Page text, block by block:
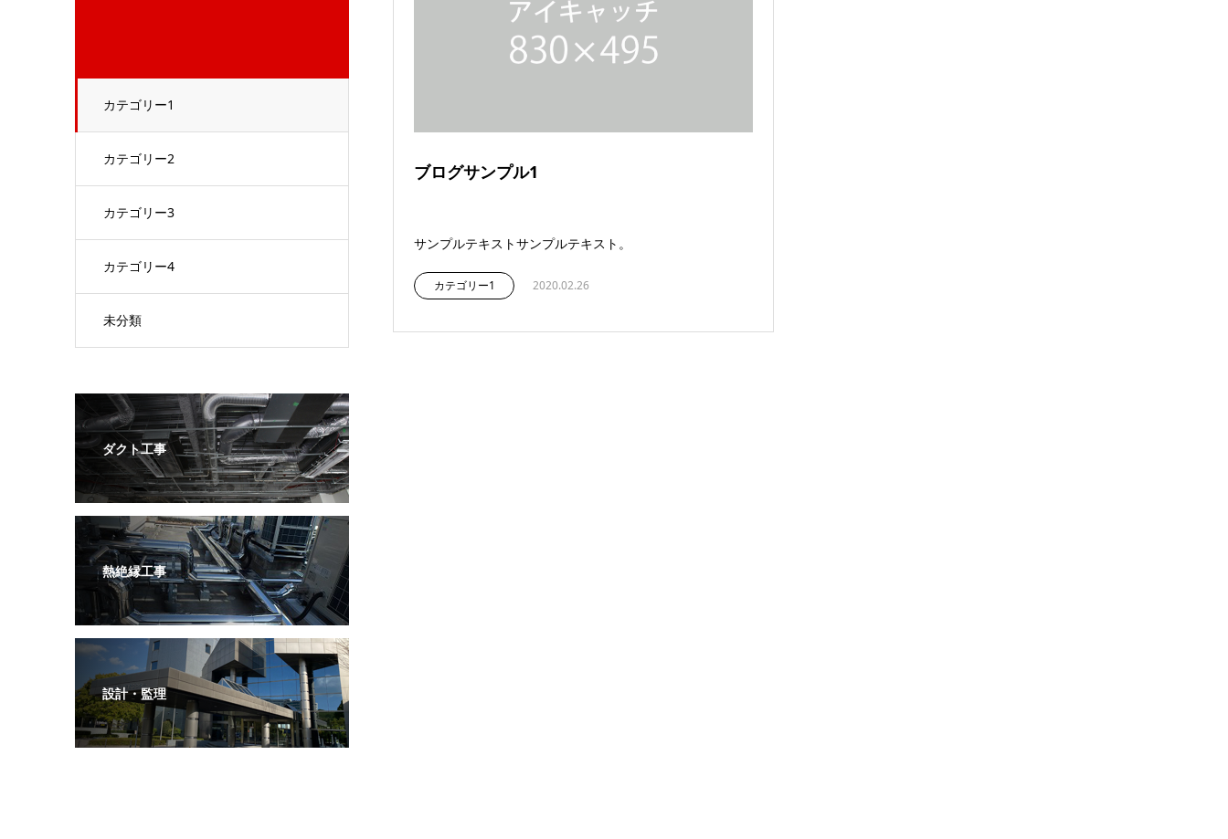
カテゴリー1
カテゴリー2
カテゴリー3
カテゴリー4
未分類
ブログサンプル1
サンプルテキストサンプルテキスト。
カテゴリー1 2020.02.26
ダクト工事
熱絶縁工事
設計・監理